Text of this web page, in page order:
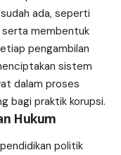
ada, seperti
serta membentuk
pengambilan
sistem
dalam proses
bagi praktik korupsi.
Hukum
politik